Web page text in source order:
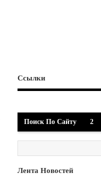
Ссылки
Поиск По Сайту 2
Лента Новостей